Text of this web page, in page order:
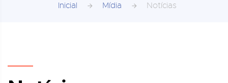
Inicial Mídia Notícias